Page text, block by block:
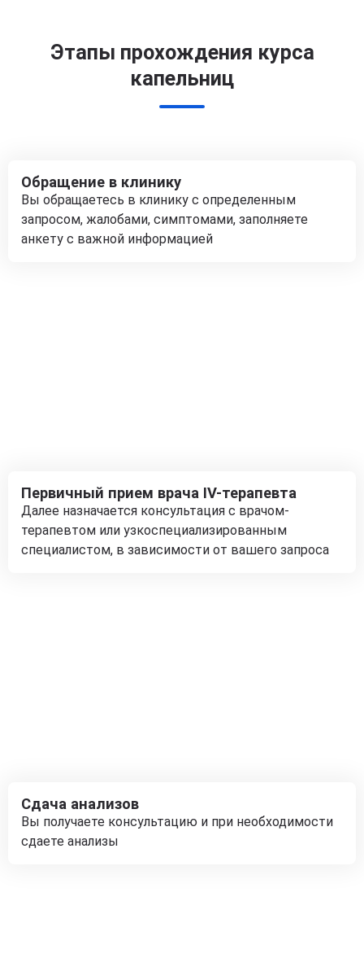
Этапы прохождения курса
капельниц
Обращение в клинику
Вы обращаетесь в клинику с определенным
запросом, жалобами, симптомами, заполняете
анкету с важной информацией
Первичный прием врача IV-терапевта
Далее назначается консультация с врачом-
терапевтом или узкоспециализированным
специалистом, в зависимости от вашего запроса
Сдача анализов
Вы получаете консультацию и при необходимости
сдаете анализы